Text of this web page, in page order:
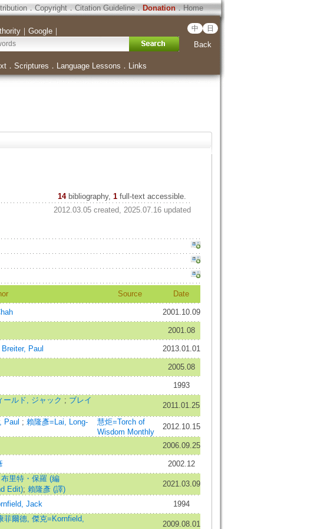
．Copyright．Citation Guideline．Donation．Home
｜ Google｜ 中 日
Back
． Scriptures ． Language Lessons ． Links
14 bibliography, 1full-text accessible.
2012.03.05 created, 2025.07.16 updated
Source Date
2001.10.09
2001.08
Breiter, Paul
2013.01.01
2005.08
1993
ールド, ジャック ; ブレイ
2011.01.25
Paul ; 賴隆彥=Lai, Long-
慧炬=Torch of
Wisdom Monthly
2012.10.15
2006.09.25
2002.12
布里特・保羅 (編
Edit); 賴隆彥 (譯)
2021.03.09
Jack 1994
菲爾德, 傑克=Kornfield,
2009.08.01